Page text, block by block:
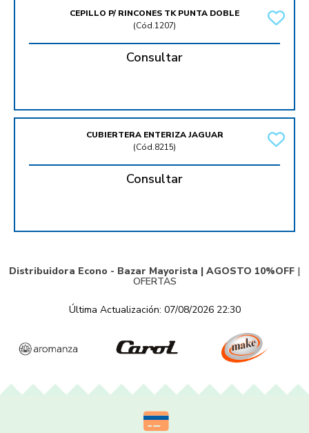
CEPILLO P/ RINCONES TK PUNTA DOBLE
(Cód.1207)
Consultar
CUBIERTERA ENTERIZA JAGUAR
(Cód.8215)
Consultar
Distribuidora Econo - Bazar Mayorista | AGOSTO 10%OFF |
OFERTAS
Última Actualización: 07/08/2026 22:30